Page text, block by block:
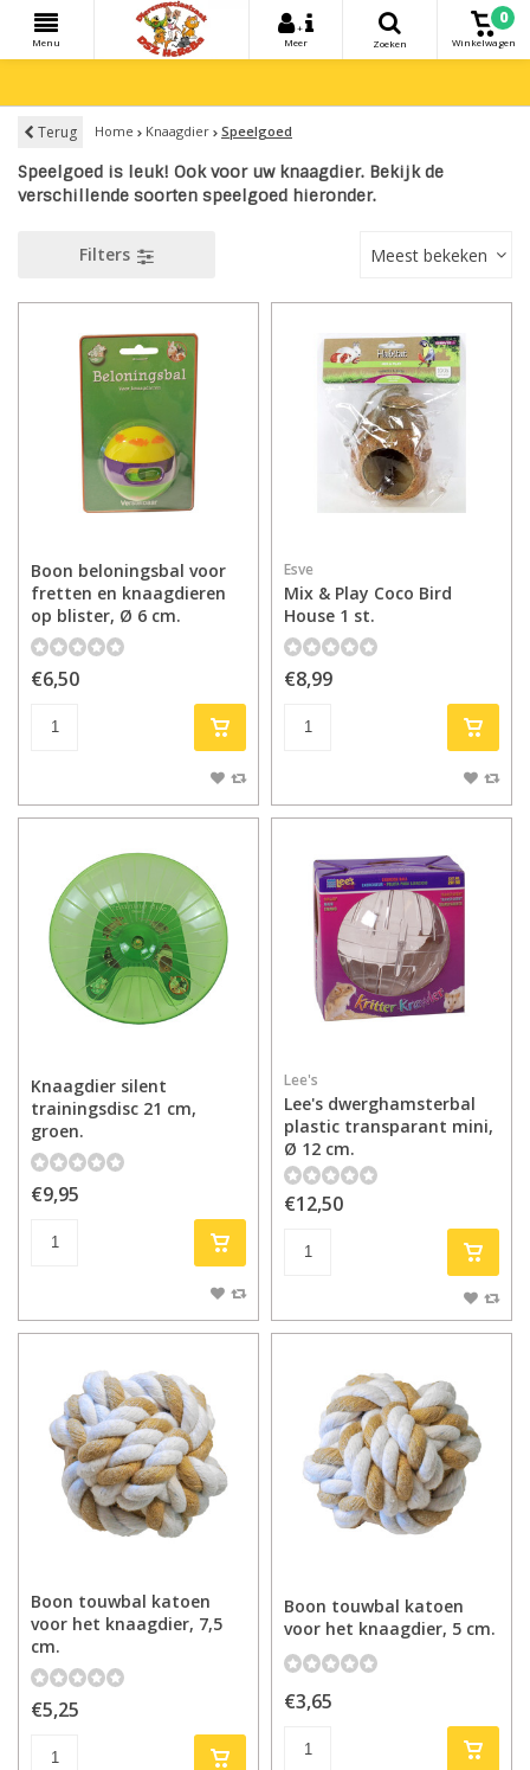
Menu
+
Meer
Zoeken
0
Winkelwagen
Terug Home Knaagdier Speelgoed
Speelgoed is leuk! Ook voor uw knaagdier. Bekijk de
verschillende soorten speelgoed hieronder.
Filters Meest bekeken
Boon beloningsbal voor
fretten en knaagdieren
op blister, Ø 6 cm.
€6,50
Esve
Mix & Play Coco Bird
House 1 st.
€8,99
Knaagdier silent
trainingsdisc 21 cm,
groen.
€9,95
Lee's
Lee's dwerghamsterbal
plastic transparant mini,
Ø 12 cm.
€12,50
Boon touwbal katoen
voor het knaagdier, 7,5
cm.
€5,25
Boon touwbal katoen
voor het knaagdier, 5 cm.
€3,65